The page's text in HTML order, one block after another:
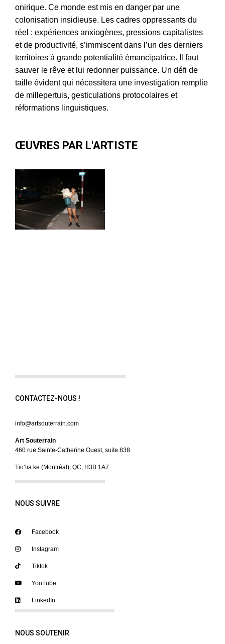
onirique. Ce monde est mis en danger par une
colonisation insidieuse. Les cadres oppressants du
réel : expériences anxiogènes, pressions capitalistes
et de productivité, s’immiscent dans l’un des derniers
territoires à grande potentialité émancipatrice. Il faut
sauver le rêve et lui redonner puissance. Un défi de
taille évident qui nécessitera une investigation remplie
de millepertuis, gesticulations protocolaires et
réformations linguistiques.
ŒUVRES PAR L'ARTISTE
CONTACTEZ-NOUS !
info@artsouterrain.com
Art Souterrain
460 rue Sainte-Catherine Ouest, suite 838
Tio’tia:ke (Montréal), QC, H3B 1A7
NOUS SUIVRE
Facebook
Instagram
Tiktok
YouTube
LinkedIn
NOUS SOUTENIR